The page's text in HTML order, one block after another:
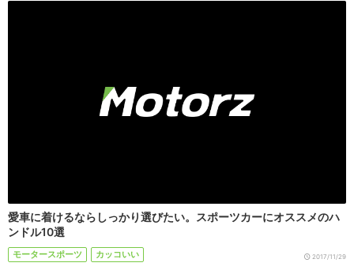
愛車に着けるならしっかり選びたい。スポーツカーにオススメのハ
ンドル10選
モータースポーツ カッコいい 2017/11/29